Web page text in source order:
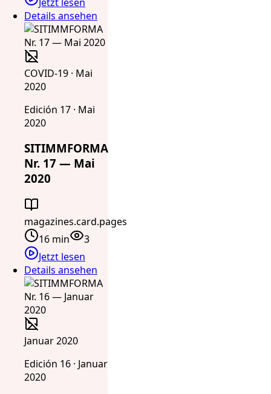
Details ansehen
COVID-19 · Mai
2020
Edición 17 · Mai
2020
SITIMMFORMA
Nr. 17 — Mai
2020
magazines.card.pages
16 min
3
Jetzt lesen
Details ansehen
Januar 2020
Edición 16 · Januar
2020